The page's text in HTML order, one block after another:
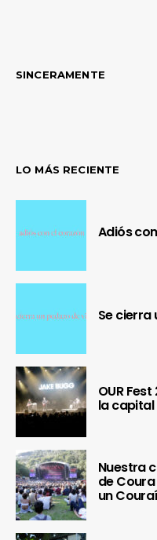
SINCERAMENTE
LO MÁS RECIENTE
Adiós
Se cierra
OUR
la capital
Nuestra
de
un